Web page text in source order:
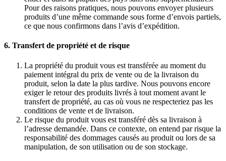
Pour des raisons pratiques, nous pouvons envoyer plusieurs
produits d’une même commande sous forme d’envois partiels,
ce que nous confirmons dans l’avis d’expédition.
6. Transfert de propriété et de risque
La propriété du produit vous est transférée au moment du
paiement intégral du prix de vente ou de la livraison du
produit, selon la date la plus tardive. Nous pouvons encore
exiger le retour des produits livrés à tout moment avant le
transfert de propriété, au cas où vous ne respecteriez pas les
conditions de vente et de livraison.
Le risque du produit vous est transféré dès sa livraison à
l’adresse demandée. Dans ce contexte, on entend par risque la
responsabilité des dommages causés au produit ou lors de sa
manipulation, de son utilisation ou de son stockage.